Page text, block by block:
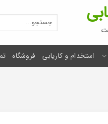
جستجو
برای:
استخدام و کاریابی فروشگاه